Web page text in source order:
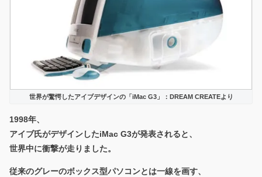
世界が驚愕したアイブデザインの「iMac G3」：DREAM CREATEより
1998年、
アイブ氏がデザインしたiMac G3が発表されると、
世界中に衝撃が走りました。
従来のグレーのボックス型パソコンとは一線を画す、